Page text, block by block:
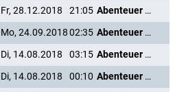
Fr, 28.12.2018 21:05
Abenteuer Karibik
Mo, 24.09.201802:35
Abenteuer Karibik
Di, 14.08.2018 03:15
Abenteuer Karibik
Di, 14.08.2018 00:10
Abenteuer Karibik